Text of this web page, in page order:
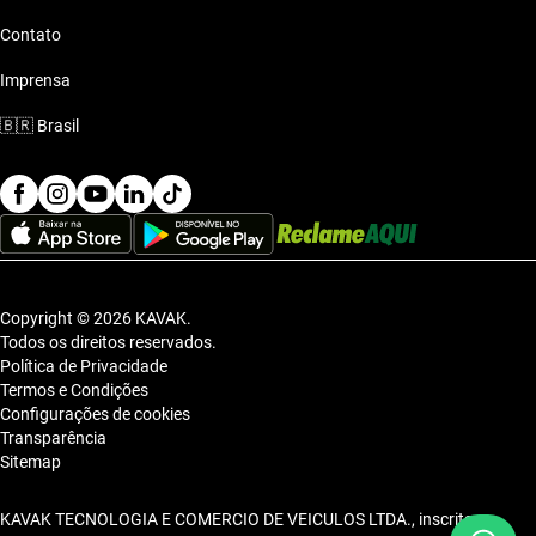
Contato
Imprensa
🇧🇷 Brasil
Copyright © 2026 KAVAK.
Todos os direitos reservados.
Política de Privacidade
Termos e Condições
Configurações de cookies
Transparência
Sitemap
KAVAK TECNOLOGIA E COMERCIO DE VEICULOS LTDA., inscrita no